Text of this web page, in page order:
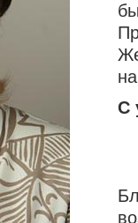
С